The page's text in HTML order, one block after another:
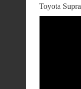
Toyota